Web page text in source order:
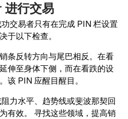
进行交易
交易者只有在完成 PIN 栏设置
于以下检查。
条反转方向与尾巴相反。在看
伸至身体下侧，而在看跌的设
该 PIN 应醒目醒目。
力水平、趋势线或斐波那契回
有效。
寻找这些领域，提高销